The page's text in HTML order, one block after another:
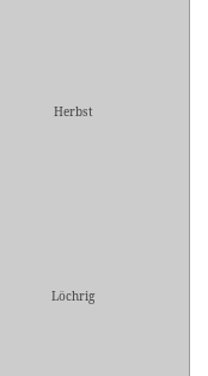
Herbst
Löchrig